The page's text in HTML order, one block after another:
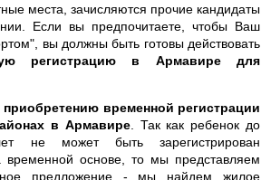
места, зачисляются прочие кандидаты
Если вы предпочитаете, чтобы Ваш
вы должны быть готовы действовать
регистрацию в Армавире для
приобретению временной регистрации
в Армавире. Так как ребенок до
не может быть зарегистрирован
временной основе, то мы представляем
предложение - мы найдем жилое